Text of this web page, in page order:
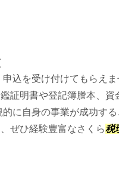
込を受け付けてもらえ
証明書や登記簿謄本、
に自身の事業が成功す
ぜひ経験豊富なさくら税